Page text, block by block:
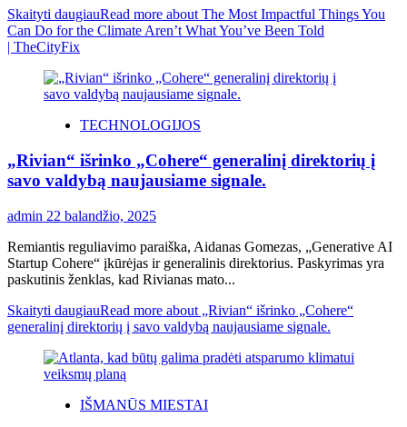
Skaityti daugiauRead more about The Most Impactful Things You
Can Do for the Climate Aren’t What You’ve Been Told
| TheCityFix
TECHNOLOGIJOS
„Rivian“ išrinko „Cohere“ generalinį direktorių į
savo valdybą naujausiame signale.
admin 22 balandžio, 2025
Remiantis reguliavimo paraiška, Aidanas Gomezas, „Generative AI
Startup Cohere“ įkūrėjas ir generalinis direktorius. Paskyrimas yra
paskutinis ženklas, kad Rivianas mato...
Skaityti daugiauRead more about „Rivian“ išrinko „Cohere“
generalinį direktorių į savo valdybą naujausiame signale.
IŠMANŪS MIESTAI